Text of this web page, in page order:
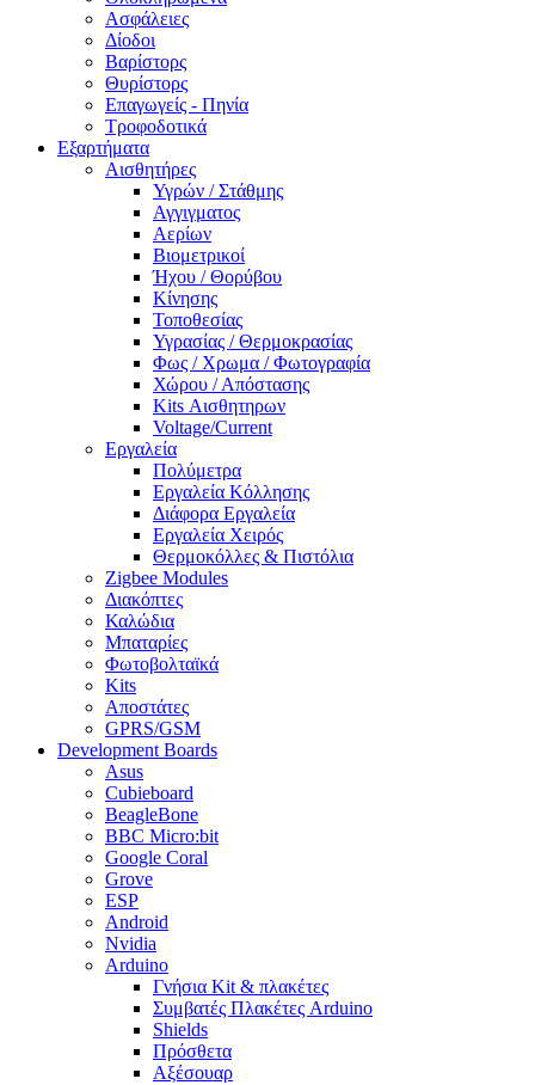
Ασφάλειες
Δίοδοι
Βαρίστορς
Θυρίστορς
Επαγωγείς - Πηνία
Τροφοδοτικά
Εξαρτήματα
Αισθητήρες
Υγρών / Στάθμης
Αγγιγματος
Αερίων
Βιομετρικοί
Ήχου / Θορύβου
Κίνησης
Τοποθεσίας
Υγρασίας / Θερμοκρασίας
Φως / Χρωμα / Φωτογραφία
Χώρου / Απόστασης
Kits Αισθητηρων
Voltage/Current
Εργαλεία
Πολύμετρα
Εργαλεία Κόλλησης
Διάφορα Εργαλεία
Εργαλεία Χειρός
Θερμοκόλλες & Πιστόλια
Zigbee Modules
Διακόπτες
Καλώδια
Μπαταρίες
Φωτοβολταϊκά
Kits
Αποστάτες
GPRS/GSM
Development Boards
Asus
Cubieboard
BeagleBone
BBC Micro:bit
Google Coral
Grove
ESP
Android
Nvidia
Arduino
Γνήσια Kit & πλακέτες
Συμβατές Πλακέτες Arduino
Shields
Πρόσθετα
Αξέσουαρ